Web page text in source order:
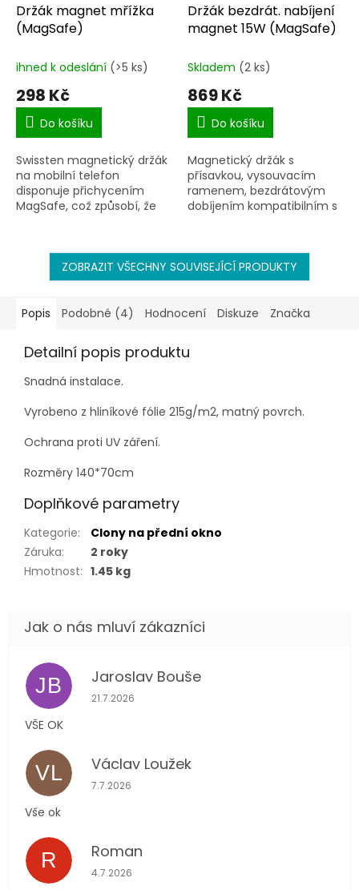
Držák magnet mřížka
(MagSafe)
ihned k odeslání (>5 ks)
298 Kč
Do košíku
Swissten magnetický držák
na mobilní telefon
disponuje přichycením
MagSafe, což způsobí, že
Držák bezdrát. nabíjení
magnet 15W (MagSafe)
Skladem (2 ks)
869 Kč
Do košíku
Magnetický držák s
přísavkou, vysouvacím
ramenem, bezdrátovým
dobíjením kompatibilním s
ZOBRAZIT VŠECHNY SOUVISEJÍCÍ PRODUKTY
Popis Podobné (4) Hodnocení Diskuze Značka
Detailní popis produktu
Snadná instalace.
Vyrobeno z hliníkové fólie 215g/m2, matný povrch.
Ochrana proti UV záření.
Rozměry 140*70cm
Doplňkové parametry
Kategorie:
Clony na přední okno
Záruka:
2 roky
Hmotnost: 1.45 kg
JB Jaroslav Bouše
Hodnocení obchodu je 5 z 5 hvězdiček.
21.7.2026
VŠE OK
VL Václav Loužek
Hodnocení obchodu je 5 z 5 hvězdiček.
7.7.2026
Vše ok
R Roman
Hodnocení obchodu je 5 z 5 hvězdiček.
4.7.2026